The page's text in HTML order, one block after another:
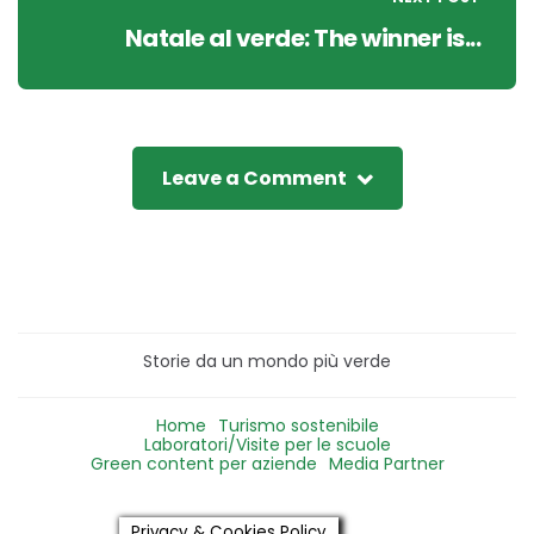
Natale al verde: The winner is...
Leave a Comment
Storie da un mondo più verde
Home Turismo sostenibile
Laboratori/Visite per le scuole
Green content per aziende Media Partner